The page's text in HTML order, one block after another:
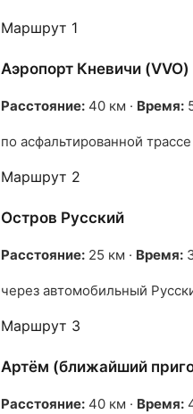
Маршрут 1
Аэропорт Кневичи
Расстояние: 40 км · Время:
по асфальтированной трассе
Маршрут 2
Остров Русский
Расстояние: 25 км · Время:
через автомобильный
Маршрут 3
Артём (ближайший
Расстояние: 40 км · Время: